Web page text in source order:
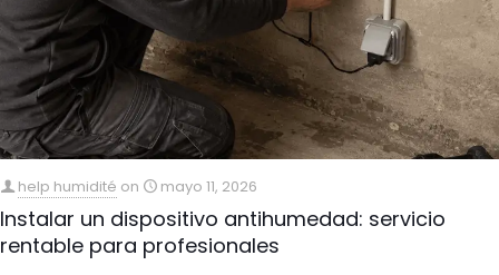
help humidité on mayo 11, 2026
Instalar un dispositivo antihumedad: servicio
rentable para profesionales